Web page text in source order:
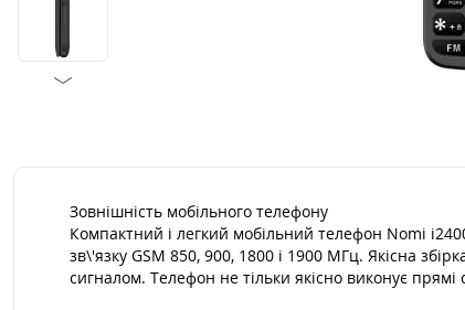
Зовнішність мобільного телефону
Компактний і легкий мобільний телефон Nomi
зв\'язку GSM 850, 900, 1800 і 1900 МГц. Якісна
сигналом. Телефон не тільки якісно виконує